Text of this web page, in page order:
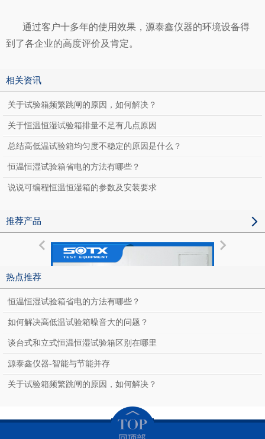
通过客户十多年的使用效果， 源泰鑫仪器的环境设备得
到了各企业的高度评价及肯定。
相关资讯
关于试验箱频繁跳闸的原因，如何解决？
关于恒温恒湿试验箱排量不足有几点原因
总结高低温试验箱均匀度不稳定的原因是什么？
恒温恒湿试验箱省电的方法有哪些？
说说可编程恒温恒湿箱的参数及安装要求
推荐产品
老化房
热点推荐
恒温恒湿试验箱省电的方法有哪些？
如何解决高低温试验箱噪音大的问题？
谈台式和立式恒温恒湿试验箱区别在哪里
源泰鑫仪器-智能与节能并存
关于试验箱频繁跳闸的原因，如何解决？